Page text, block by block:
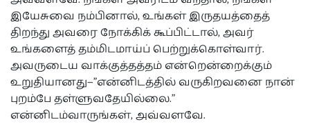
இயேசுவை நம்பினால், உங்கள் இருதயத்தைத்
திறந்து அவரை நோக்கிக் கூப்பிட்டால், அவர்
உங்களைத் தம்மிடமாய்ப் பெற்றுக்கொள்வார்.
அவருடைய வாக்குத்தத்தம் என்றென்றைக்கும்
உறுதியானது—"என்னிடத்தில் வருகிறவனை நான்
புறம்பே தள்ளுவதேயில்லை."
என்னிடம்வாருங்கள், அவ்வளவே.